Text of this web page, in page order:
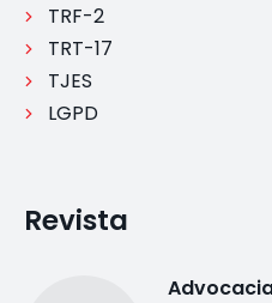
TRF-2
TRT-17
TJES
LGPD
Revista